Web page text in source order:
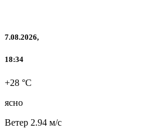
7.08.2026,
18:34
+28 °C
ясно
Ветер 2.94 м/с